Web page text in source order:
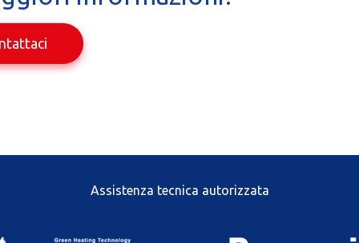
Assistenza tecnica autorizzata